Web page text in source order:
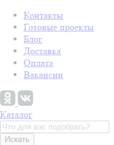
Контакты
Готовые проекты
Блог
Доставка
Оплата
Вакансии
Каталог
Искать